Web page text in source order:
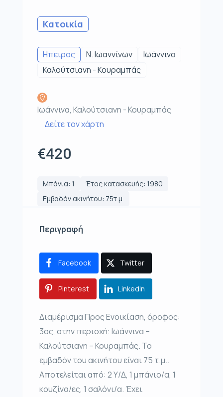
Κατοικία
Ηπειρος Ν. Ιωαννίνων
Ιωάννινα
Καλούτσιανη - Κουραμπάς
Ιωάννινα, Καλούτσιανη - Κουραμπάς
Δείτε τον χάρτη
€420
Μπάνια: 1
Έτος κατασκευής: 1980
Εμβαδόν ακινήτου: 75τ.μ.
Περιγραφή
Facebook Twitter
Pinterest LinkedIn
Διαμέρισμα Προς Ενοικίαση, όροφος:
3ος, στην περιοχή: Ιωάννινα –
Καλούτσιανη – Κουραμπάς. Το
εμβαδόν του ακινήτου είναι 75 τ.μ..
Αποτελείται από: 2 Υ/Δ, 1 μπάνιο/α, 1
κουζίνα/ες, 1 σαλόνι/α. Έχει